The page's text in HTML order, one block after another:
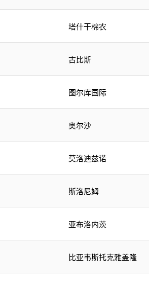
塔什干棉农
古比斯
图尔库国际
奥尔沙
莫洛迪兹诺
斯洛尼姆
亚布洛内茨
比亚韦斯托克雅盖隆